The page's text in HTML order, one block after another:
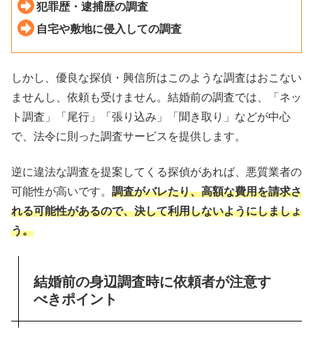
犯罪歴・逮捕歴の調査
自宅や敷地に侵入しての調査
しかし、優良な探偵・興信所はこのような調査はおこない
ませんし、依頼も受けません。結婚前の調査では、「ネッ
ト調査」「尾行」「張り込み」「聞き取り」などが中心
で、法令に則った調査サービスを提供します。
逆に違法な調査を提案してくる探偵があれば、悪質業者の
可能性が高いです。 調査がバレたり、高額な費用を請求さ
れる可能性があるので、決して利用しないようにしましょ
う。
結婚前の身辺調査時に依頼者が注意す
べきポイント